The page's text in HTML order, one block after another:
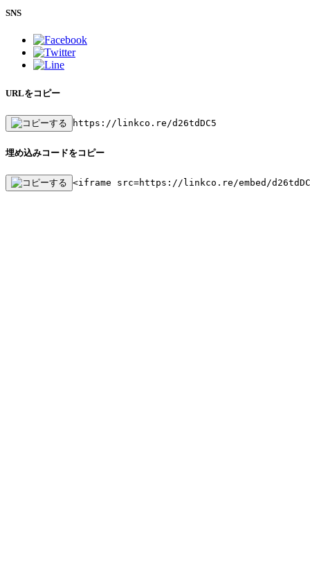
SNS
URLをコピー
https://linkco.re/d26tdDC5
埋め込みコードをコピー
<iframe src=https://linkco.re/embed/